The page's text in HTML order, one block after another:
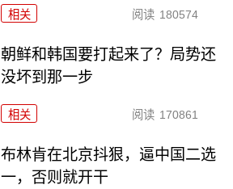
相关 阅读 180574
朝鲜和韩国要打起来了？局势还
没坏到那一步
相关 阅读 170861
布林肯在北京抖狠，逼中国二选
一，否则就开干